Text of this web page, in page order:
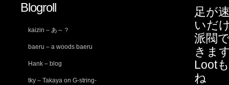
足が
いだ
派閥
きま
Loot
ね
Blogroll
kaizin – あ～？
baeru – a woods baeru
Hank – blog
tky – Takaya on G-string-